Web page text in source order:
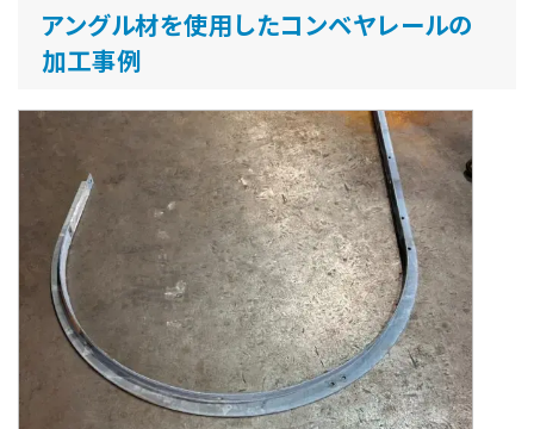
アングル材を使用したコンベヤレールの
加工事例